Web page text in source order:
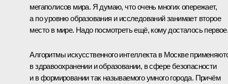
мегаполисов мира. Я думаю, что очень многих опережает,
а по уровню образования и исследований занимает второе
место в мире. Надо посмотреть ещё, кому досталось
Алгоритмы искусственного интеллекта в Москве
в здравоохранении и образовании, в сфере безопасности
и в формировании так называемого умного города. Причём